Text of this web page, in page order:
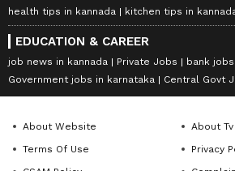
health tips in kannada
kitchen tips in
EDUCATION & CAREER
job news in kannada Private Jobs
bank
Government jobs in karnataka
Central Govt
About Website
About Tv
Terms Of Use
Privacy